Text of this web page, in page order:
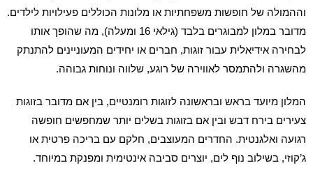
וההמולה של חופשות משפחתיות או מלונות הכוללים פעילויות לילדים.
מדובר במלון למבוגרים בלבד (גילאי 16 ומעלה), מה שהופך אותו
לבחירה אידיאלית עבור זוגות, חברים או יחידים המעוניינים להתנתק
מהשגרה ולהתמסר לאווירה של רוגע, שלווה ונוחות גבוהה.
המלון מיועד בראש ובראשונה לזוגות רומנטיים, בין אם מדובר בזוגות
צעירים בירח דבש ובין אם בזוגות בשלים יותר שמחפשים חופשה
רגועה ואלגנטית. החדרים המעוצבים, חלקם עם בריכה פרטית או
ג’קוזי, בשילוב נוף לים, יוצרים סביבה אינטימית ומפנקת במיוחד.